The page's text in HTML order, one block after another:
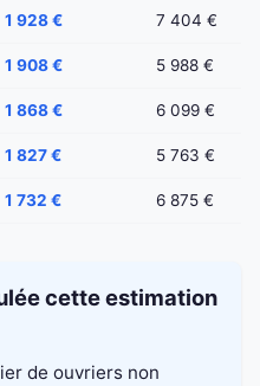
1 928 € 7 404 €
1 908 € 5 988 €
1 868 € 6 099 €
1 827 € 5 763 €
1 732 € 6 875 €
cette estimation
de ouvriers non